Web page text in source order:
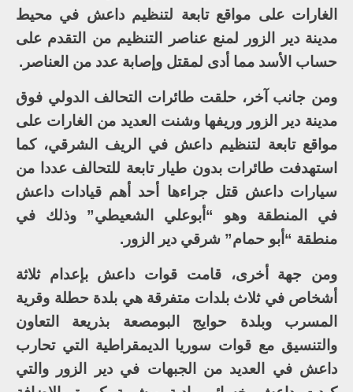
الغارات على مواقع تابعة لتنظيم داعش في محيط
مدينة دير الزور لمنع عناصر التنظيم من التقدم على
حساب الأسد مما أدى لمقتل وإصابة عدد من العناصر.
ومن جانب آخر، حلقت طائرات التحالف الدولي فوق
مدينة دير الزور وريفها وشنت العديد من الغارات على
مواقع تابعة لتنظيم داعش في الريف الشرقي، كما
استهدفت طائرات بدون طيار تابعة للتحالف عددا من
سيارات داعش قتل جراءها أحد أهم قيادات داعش
في المنطقة وهو “أبوعلي الشعيطي” وذلك في
منطقة “أبو حمام” شرقي دير الزور.
ومن جهة أخرى، قامت قوات داعش بإعدام ثلاثة
أشخاص في ثلاث بلدات متفرقة هي بلدة حطلة وقرية
المسرب وبلدة حوايج البومصعة بذريعة التعاون
والتنسيق مع قوات سوريا الديمقراطية التي تحارب
داعش في العديد من الجبهات في دير الزور والتي